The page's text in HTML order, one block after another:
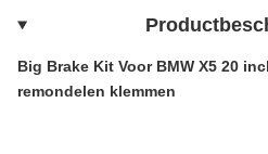
Big Brake Kit Voor BMW X5 20
remondelen klemmen